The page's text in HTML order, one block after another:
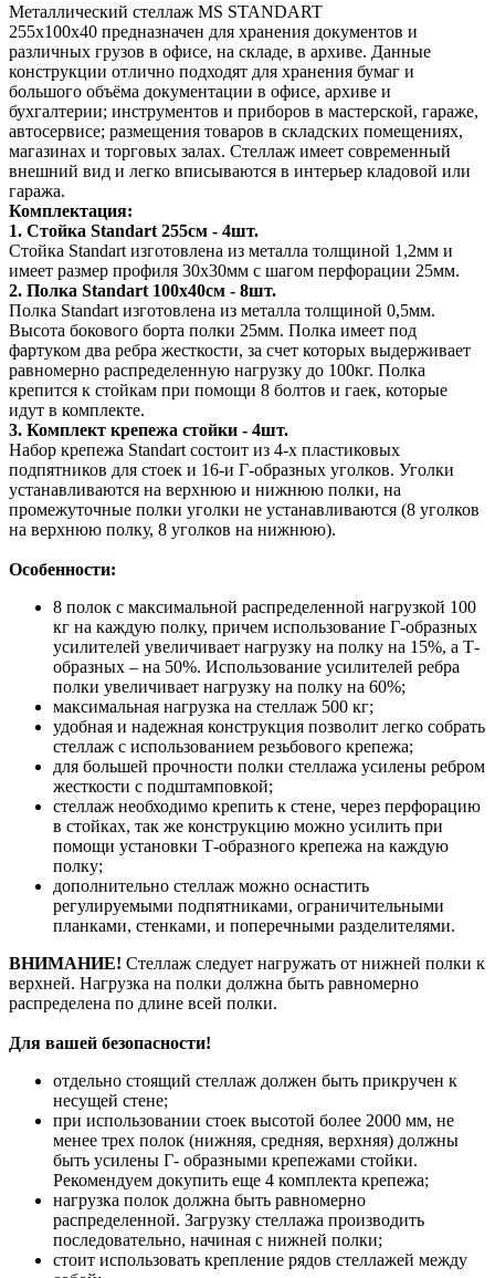
Металлический стеллаж MS STANDART
255х100х40 предназначен для хранения документов и
различных грузов в офисе, на складе, в архиве. Данные
конструкции отлично подходят для хранения бумаг и
большого объёма документации в офисе, архиве и
бухгалтерии; инструментов и приборов в мастерской, гараже,
автосервисе; размещения товаров в складских помещениях,
магазинах и торговых залах. Стеллаж имеет современный
внешний вид и легко вписываются в интерьер кладовой или
гаража.
Комплектация:
1. Стойка Standart 255см - 4шт.
Стойка Standart изготовлена из металла толщиной 1,2мм и
имеет размер профиля 30х30мм с шагом перфорации 25мм.
2. Полка Standart 100х40см - 8шт.
Полка Standart изготовлена из металла толщиной 0,5мм.
Высота бокового борта полки 25мм. Полка имеет под
фартуком два ребра жесткости, за счет которых выдерживает
равномерно распределенную нагрузку до 100кг. Полка
крепится к стойкам при помощи 8 болтов и гаек, которые
идут в комплекте.
3. Комплект крепежа стойки - 4шт.
Набор крепежа Standart состоит из 4-х пластиковых
подпятников для стоек и 16-и Г-образных уголков. Уголки
устанавливаются на верхнюю и нижнюю полки, на
промежуточные полки уголки не устанавливаются (8 уголков
на верхнюю полку, 8 уголков на нижнюю).
Особенности:
8 полок с максимальной распределенной нагрузкой 100
кг на каждую полку, причем использование Г-образных
усилителей увеличивает нагрузку на полку на 15%, а Т-
образных – на 50%. Использование усилителей ребра
полки увеличивает нагрузку на полку на 60%;
максимальная нагрузка на стеллаж 500 кг;
удобная и надежная конструкция позволит легко собрать
стеллаж с использованием резьбового крепежа;
для большей прочности полки стеллажа усилены ребром
жесткости с подштамповкой;
стеллаж необходимо крепить к стене, через перфорацию
в стойках, так же конструкцию можно усилить при
помощи установки Т-образного крепежа на каждую
полку;
дополнительно стеллаж можно оснастить
регулируемыми подпятниками, ограничительными
планками, стенками, и поперечными разделителями.
ВНИМАНИЕ! Стеллаж следует нагружать от нижней полки к
верхней. Нагрузка на полки должна быть равномерно
распределена по длине всей полки.
Для вашей безопасности!
отдельно стоящий стеллаж должен быть прикручен к
несущей стене;
при использовании стоек высотой более 2000 мм, не
менее трех полок (нижняя, средняя, верхняя) должны
быть усилены Г- образными крепежами стойки.
Рекомендуем докупить еще 4 комплекта крепежа;
нагрузка полок должна быть равномерно
распределенной. Загрузку стеллажа производить
последовательно, начиная с нижней полки;
стоит использовать крепление рядов стеллажей между